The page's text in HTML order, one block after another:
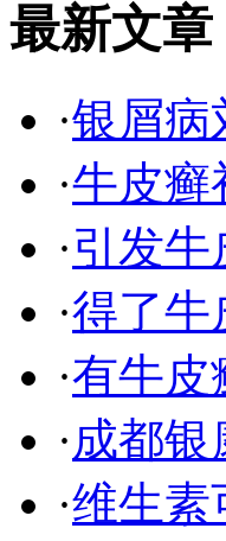
最新文章
·银屑病
·牛皮癣
·引发牛
·得了牛
·有牛皮
·成都银
·维生素